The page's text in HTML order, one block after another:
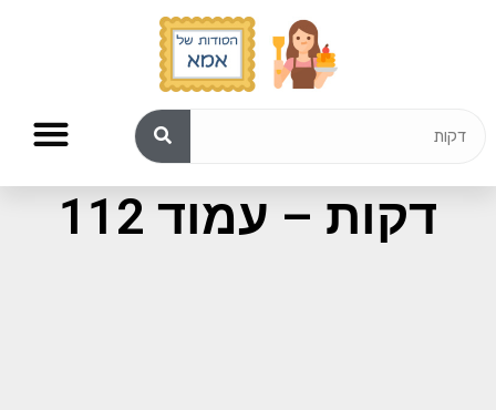
תוצאות חיפוש עבור:
דקות – עמוד 112